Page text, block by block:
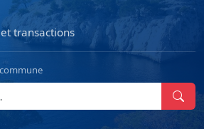
transactions